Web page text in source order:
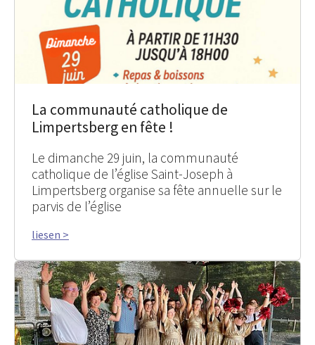
La communauté catholique de
Limpertsberg en fête !
Le dimanche 29 juin, la communauté
catholique de l’église Saint-Joseph à
Limpertsberg organise sa fête annuelle sur le
parvis de l’église
liesen >